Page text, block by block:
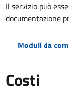
Il servizio può
documentazione
Moduli da
Costi